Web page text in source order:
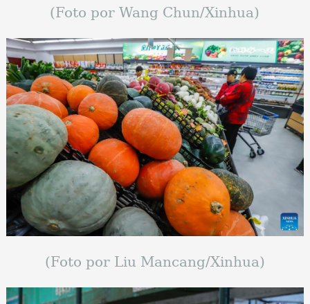
(Foto por Wang Chun/Xinhua)
(Foto por Liu Mancang/Xinhua)